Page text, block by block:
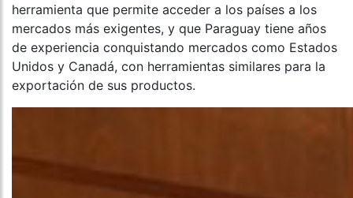
herramienta que permite acceder a los países a los
mercados más exigentes, y que Paraguay tiene años
de experiencia conquistando mercados como Estados
Unidos y Canadá, con herramientas similares para la
exportación de sus productos.